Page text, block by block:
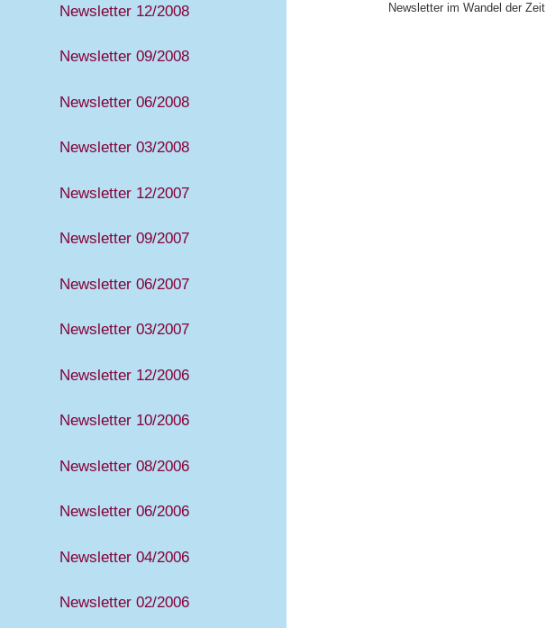
Newsletter 12/2008
Newsletter 09/2008
Newsletter 06/2008
Newsletter 03/2008
Newsletter 12/2007
Newsletter 09/2007
Newsletter 06/2007
Newsletter 03/2007
Newsletter 12/2006
Newsletter 10/2006
Newsletter 08/2006
Newsletter 06/2006
Newsletter 04/2006
Newsletter 02/2006
Newsletter im Wandel der Zeit